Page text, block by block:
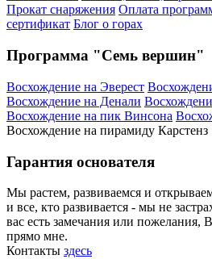
Прокат снаряжения Оплата
сертификат Блог о горах
Программа "Семь вершин"
Восхождение на Эверест
Восхождение на Денали
Восхождение на пик Винсона
Восхождение на пирамиду Карстенз
Гарантия основателя
Мы растем, развиваемся и
и все, кто развивается - мы не
вас есть замечания или пожелания,
прямо мне.
Контакты здесь